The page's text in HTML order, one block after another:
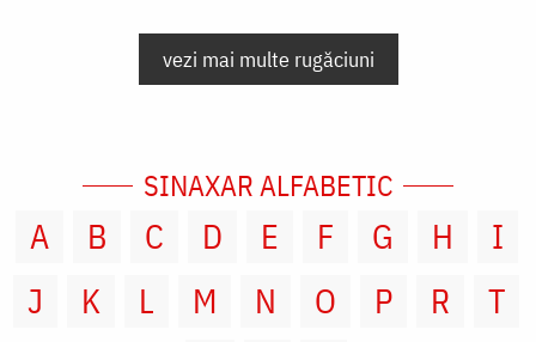
vezi mai multe rugăciuni
SINAXAR ALFABETIC
A B C D E F G H
I
J
K L M N O P R
T